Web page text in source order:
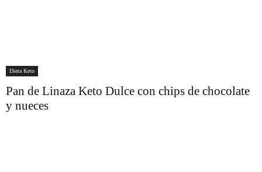
Dieta Keto
Pan de Linaza Keto Dulce con chips de chocolate
y nueces